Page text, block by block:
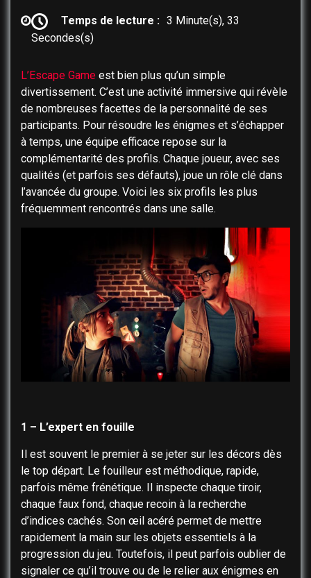
Temps de lecture : 3 Minute(s), 33
Secondes(s)
L’Escape Game est bien plus qu’un simple
divertissement. C’est une activité immersive qui révèle
de nombreuses facettes de la personnalité de ses
participants. Pour résoudre les énigmes et s’échapper
à temps, une équipe efficace repose sur la
complémentarité des profils. Chaque joueur, avec ses
qualités (et parfois ses défauts), joue un rôle clé dans
l’avancée du groupe. Voici les six profils les plus
fréquemment rencontrés dans une salle.
1 – L’expert en fouille
Il est souvent le premier à se jeter sur les décors dès
le top départ. Le fouilleur est méthodique, rapide,
parfois même frénétique. Il inspecte chaque tiroir,
chaque faux fond, chaque recoin à la recherche
d’indices cachés. Son œil acéré permet de mettre
rapidement la main sur les objets essentiels à la
progression du jeu. Toutefois, il peut parfois oublier de
signaler ce qu’il trouve ou de le relier aux énigmes en